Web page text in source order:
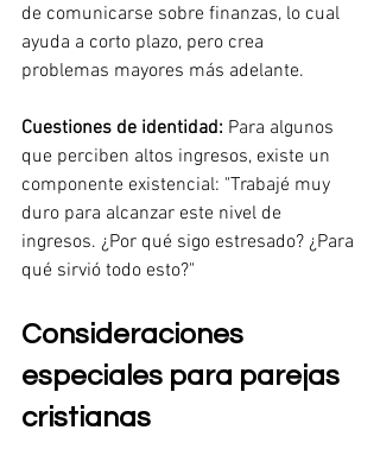
de comunicarse sobre finanzas, lo cual
ayuda a corto plazo, pero crea
problemas mayores más adelante.
Cuestiones de identidad: Para algunos
que perciben altos ingresos, existe un
componente existencial: "Trabajé muy
duro para alcanzar este nivel de
ingresos. ¿Por qué sigo estresado? ¿Para
qué sirvió todo esto?"
Consideraciones
especiales para parejas
cristianas